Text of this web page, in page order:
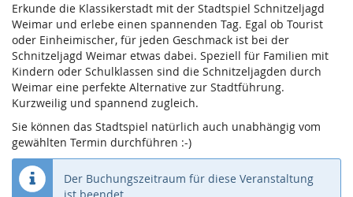
Erkunde die Klassikerstadt mit der Stadtspiel Schnitzeljagd
Weimar und erlebe einen spannenden Tag. Egal ob Tourist
oder Einheimischer, für jeden Geschmack ist bei der
Schnitzeljagd Weimar etwas dabei. Speziell für Familien mit
Kindern oder Schulklassen sind die Schnitzeljagden durch
Weimar eine perfekte Alternative zur Stadtführung.
Kurzweilig und spannend zugleich.
Sie können das Stadtspiel natürlich auch unabhängig vom
gewählten Termin durchführen :-)
Der Buchungszeitraum für diese Veranstaltung